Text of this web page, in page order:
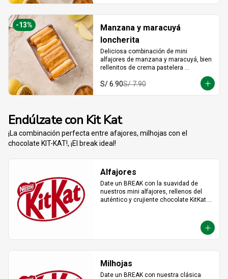
-13%
Manzana y maracuyá
loncherita
Deliciosa combinación de mini
alfajores de manzana y maracuyá, bien
rellenitos de crema pastelera
crema de maracuyá... Irresistible!!
S/ 6.90S/ 7.90
Endúlzate con Kit Kat
¡La combinación perfecta entre afajores, milhojas con el
chocolate KIT-KAT!, ¡El break ideal!
Alfajores
Date un BREAK con la suavidad de
nuestros mini alfajores, rellenos del
auténtico y crujiente chocolate KitKat.
Milhojas
Date un BREAK con nuestra clásica